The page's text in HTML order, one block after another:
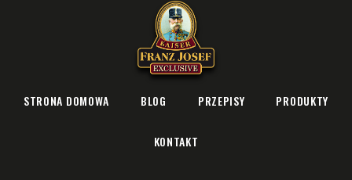
STRONA DOMOWA BLOG PRZEPISY PRODUKTY
KONTAKT